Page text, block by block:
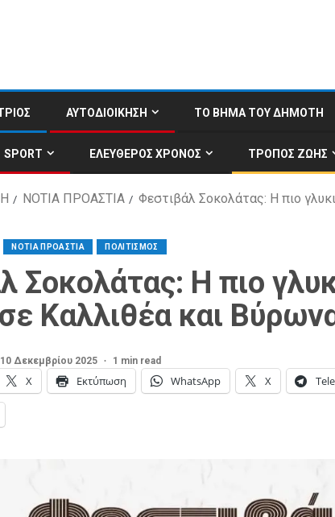
ΑΥΤΟΔΙΟΙΚΗΣΗ ΤΟ ΒΗΜΑ ΤΟΥ ΔΗΜΟΤΗ
SPORT ΕΛΕΥΘΕΡΟΣ ΧΡΟΝΟΣ ΤΡΟΠΟΣ ΖΩΗΣ
ΝΟΤΙΑ ΠΡΟΑΣΤΙΑ Φεστιβάλ Σοκολάτας: Η πιο
ΝΟΤΙΑ ΠΡΟΑΣΤΙΑ ΠΟΛΙΤΙΣΜΟΣ
Σοκολάτας: Η πιο
Καλλιθέα και
10 Δεκεμβρίου 2025 1 min read
X Εκτύπωση WhatsApp X